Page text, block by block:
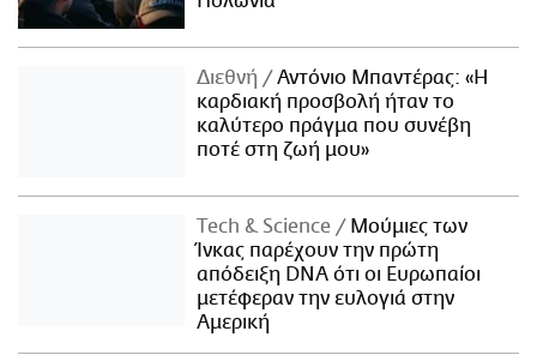
Διεθνή
Αντόνιο Μπαντέρας: «Η
καρδιακή προσβολή ήταν το
καλύτερο πράγμα που συνέβη
ποτέ στη ζωή μου»
Τech & Science
Μούμιες των
Ίνκας παρέχουν την πρώτη
απόδειξη DNA ότι οι Ευρωπαίοι
μετέφεραν την ευλογιά στην
Αμερική